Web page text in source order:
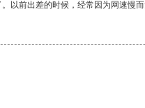
前出差的时候，经常因为网速慢